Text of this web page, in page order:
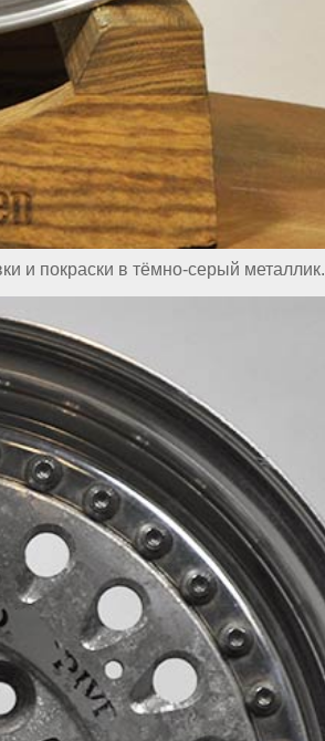
и покраски в тёмно-серый металлик.